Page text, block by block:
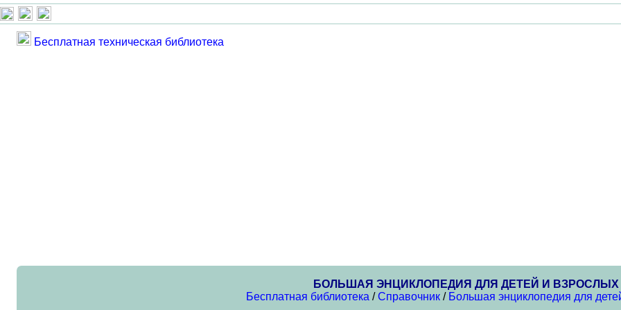
Бесплатная техническая библиотека
БОЛЬШАЯ ЭНЦИКЛОПЕДИЯ ДЛЯ ДЕТЕЙ И ВЗРОСЛЫХ
Бесплатная библиотека /Справочник / Большая энциклопедия для